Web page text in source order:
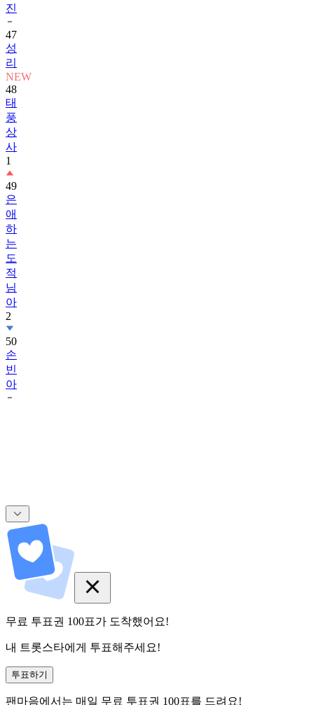
진
47
성
리
NEW
48
태
풍
상
사
1
49
은
애
하
는
도
적
님
아
2
50
손
빈
아
무료 투표권 100표가 도착했어요!
내 트롯스타에게 투표해주세요!
투표하기
팬마음에서는 매일 무료 투표권 100표를 드려요!